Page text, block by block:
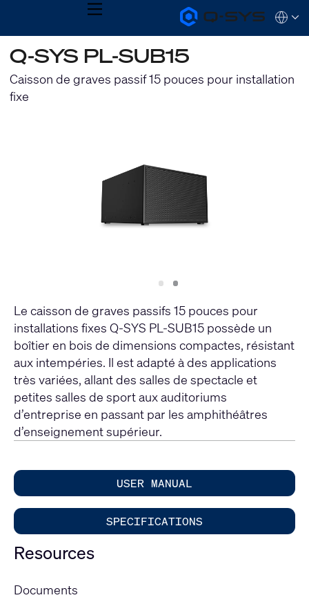
Q-
SYS
Products
Homepage
MENU
QSYS.com (English)
India (English)
Deutsch
Español
Français
Q-SYS PL-SUB15
Caisson de graves passif 15 pouces pour installation
fixe
Slide
1 Slide
2
Le caisson de graves passifs 15 pouces pour
installations fixes Q-SYS PL-SUB15 possède un
boîtier en bois de dimensions compactes, résistant
aux intempéries. Il est adapté à des applications
très variées, allant des salles de spectacle et
petites salles de sport aux auditoriums
d’entreprise en passant par les amphithéâtres
d’enseignement supérieur.
USER MANUAL
SPECIFICATIONS
Resources
Documents